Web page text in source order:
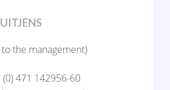
to the management)
(0) 471 142956-60